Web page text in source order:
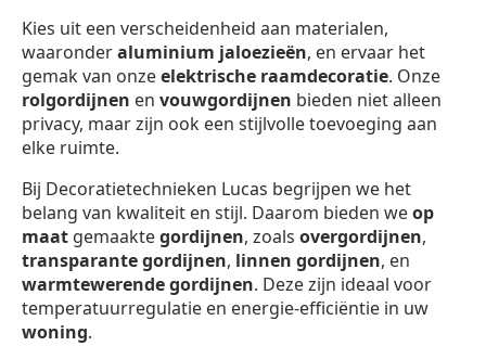
Kies uit een verscheidenheid aan materialen,
waaronderaluminium jaloezieën, en ervaar het
gemak van onzeelektrische raamdecoratie. Onze
rolgordijnen en vouwgordijnen bieden niet alleen
privacy, maar zijn ook een stijlvolle toevoeging aan
elke ruimte.
Bij Decoratietechnieken Lucas begrijpen we het
belang van kwaliteit en stijl. Daarom bieden weop
maat gemaaktegordijnen, zoals overgordijnen,
transparante gordijnen, linnen gordijnen, en
warmtewerende gordijnen. Deze zijn ideaal voor
temperatuurregulatie en energie-efficiëntie in uw
woning.